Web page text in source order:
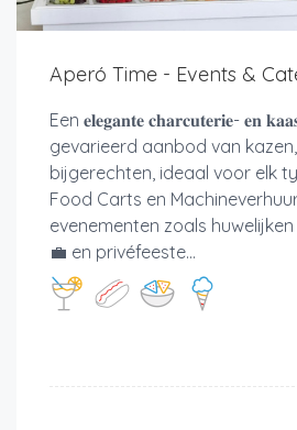
Aperó Time - Events &
Een 𝐞𝐥𝐞𝐠𝐚𝐧𝐭𝐞 𝐜𝐡𝐚𝐫𝐜𝐮𝐭𝐞𝐫𝐢𝐞- 𝐞𝐧
gevarieerd aanbod van
bijgerechten, ideaal voor elk
Food Carts en
evenementen zoals
💼 en privéfeeste...